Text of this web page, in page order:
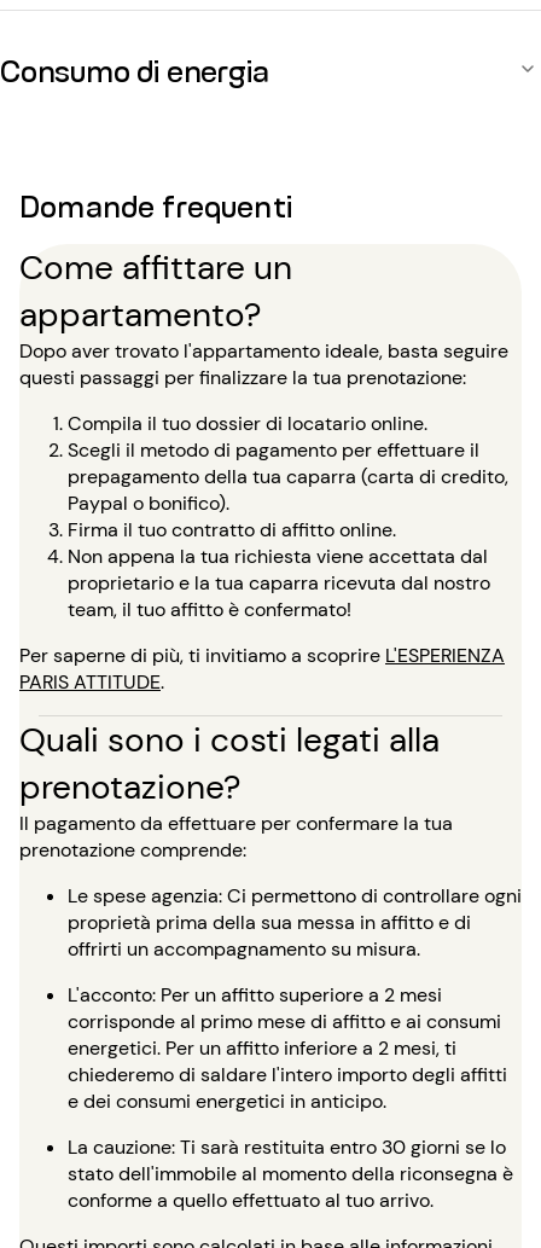
Consumo di energia
Domande frequenti
Come affittare un
appartamento?
Dopo aver trovato l'appartamento ideale, basta seguire
questi passaggi per finalizzare la tua prenotazione:
Compila il tuo dossier di locatario online.
Scegli il metodo di pagamento per effettuare il
prepagamento della tua caparra (carta di credito,
Paypal o bonifico).
Firma il tuo contratto di affitto online.
Non appena la tua richiesta viene accettata dal
proprietario e la tua caparra ricevuta dal nostro
team, il tuo affitto è confermato!
Per saperne di più, ti invitiamo a scoprire L'ESPERIENZA
PARIS ATTITUDE.
Quali sono i costi legati alla
prenotazione?
Il pagamento da effettuare per confermare la tua
prenotazione comprende:
Le spese agenzia: Ci permettono di controllare ogni
proprietà prima della sua messa in affitto e di
offrirti un accompagnamento su misura.
L'acconto: Per un affitto superiore a 2 mesi
corrisponde al primo mese di affitto e ai consumi
energetici. Per un affitto inferiore a 2 mesi, ti
chiederemo di saldare l'intero importo degli affitti
e dei consumi energetici in anticipo.
La cauzione: Ti sarà restituita entro 30 giorni se lo
stato dell'immobile al momento della riconsegna è
conforme a quello effettuato al tuo arrivo.